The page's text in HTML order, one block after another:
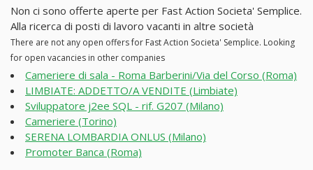
Non ci sono offerte aperte per Fast Action Societa' Semplice.
Alla ricerca di posti di lavoro vacanti in altre società
There are not any open offers for Fast Action Societa' Semplice. Looking
for open vacancies in other companies
Cameriere di sala - Roma Barberini/Via del Corso (Roma)
LIMBIATE: ADDETTO/A VENDITE (Limbiate)
Sviluppatore j2ee SQL - rif. G207 (Milano)
Cameriere (Torino)
SERENA LOMBARDIA ONLUS (Milano)
Promoter Banca (Roma)